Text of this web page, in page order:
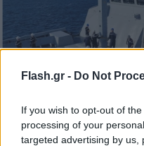
Flash.gr - Do Not
If you wish to opt-out of
processing of your
targeted advertising by us,
25η Μαρτίου:
αναβαθμισμένα G3 –